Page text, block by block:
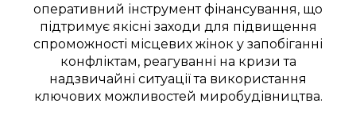
оперативний інструмент фінансування, що
підтримує якісні заходи для підвищення
спроможності місцевих жінок у запобіганні
конфліктам, реагуванні на кризи та
надзвичайні ситуації та використання
ключових можливостей миробудівництва.